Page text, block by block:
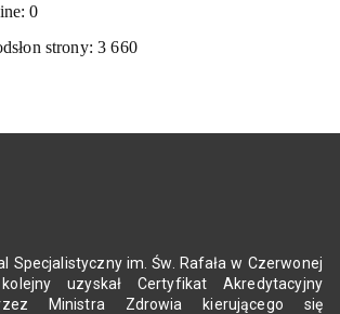
0
strony:3 660
Specjalistyczny im. Św. Rafała w Czerwonej
uzyskał Certyfikat Akredytacyjny
Ministra Zdrowia kierującego się